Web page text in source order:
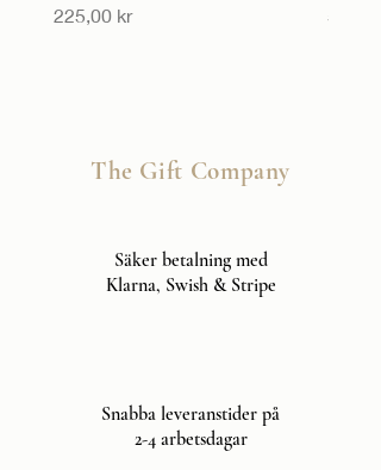
Pris
225,00 kr
Pris
55,00
The Gift Company
Säker betalning med
Klarna, Swish & Stripe
Snabba leveranstider på
2-4 arbetsdagar